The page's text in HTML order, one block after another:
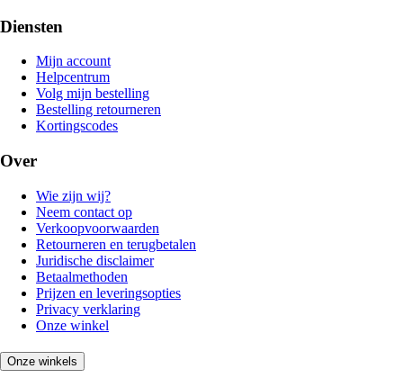
Diensten
Mijn account
Helpcentrum
Volg mijn bestelling
Bestelling retourneren
Kortingscodes
Over
Wie zijn wij?
Neem contact op
Verkoopvoorwaarden
Retourneren en terugbetalen
Juridische disclaimer
Betaalmethoden
Prijzen en leveringsopties
Privacy verklaring
Onze winkel
Onze winkels